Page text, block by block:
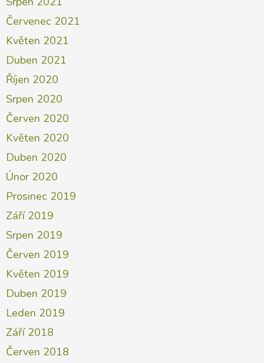
Červenec 2021
Květen 2021
Duben 2021
Říjen 2020
Srpen 2020
Červen 2020
Květen 2020
Duben 2020
Únor 2020
Prosinec 2019
Září 2019
Srpen 2019
Červen 2019
Květen 2019
Duben 2019
Leden 2019
Září 2018
Červen 2018